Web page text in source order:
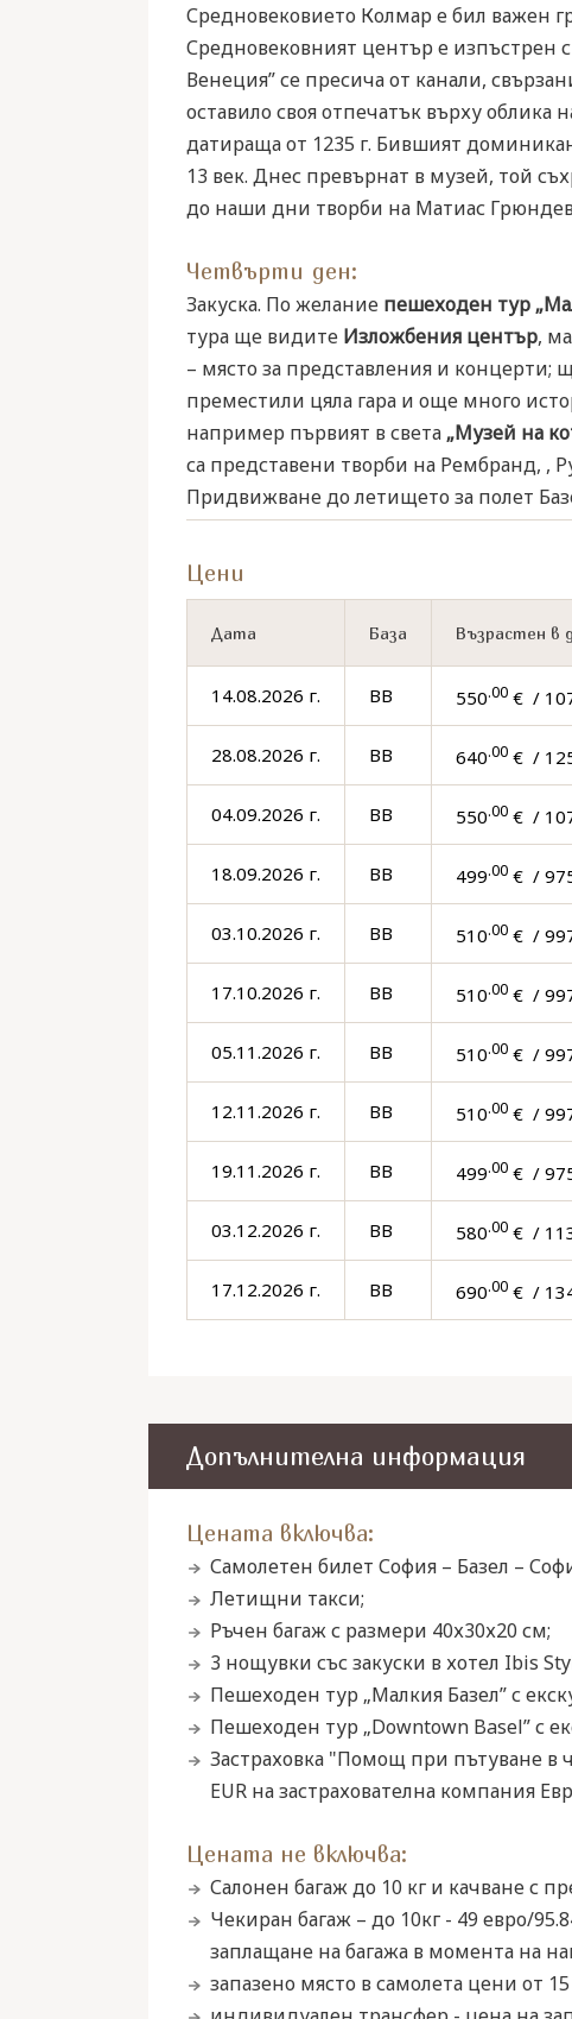
Средновековието Колмар е бил важен
Средновековният център е изпъстрен
Венеция” се пресича от канали,
оставило своя отпечатък върху облика
датираща от 1235 г. Бившият
13 век. Днес превърнат в музей, той
до наши дни творби на Матиас
Четвърти ден:
Закуска. По желание пешеходен тур
тура ще видите Изложбения център,
– място за представления и
преместили цяла гара и още много
например първият в света„Музей на
са представени творби на Рембранд, ,
Придвижване до летището за полет
Цени
Дата База Възрастен в
14.08.2026 г. BB 550.00€ /
28.08.2026 г. BB 640.00€ /
04.09.2026 г. BB 550.00€ /
18.09.2026 г. BB 499.00€ /
03.10.2026 г. BB 510.00€ /
17.10.2026 г. BB 510.00€ /
05.11.2026 г. BB 510.00€ /
12.11.2026 г. BB 510.00€ /
19.11.2026 г. BB 499.00€ /
03.12.2026 г. BB 580.00€ /
17.12.2026 г. BB 690.00€ /
Допълнителна информация
Цената включва:
Самолетен билет София – Базел –
Летищни такси;
Ръчен багаж с размери 40х30х20 см;
3 нощувки със закуски в хотел Ibis
Пешеходeн тур „Малкия Базел” с
Пешеходен тур „Downtown Basel” с
Застраховка "Помощ при пътуване в
EUR на застрахователна компания
Цената не включва:
Салонен багаж до 10 кг и качване с
Чекиран багаж – до 10кг - 49 евро/
заплащане на багажа в момента на
запазено място в самолета цени от